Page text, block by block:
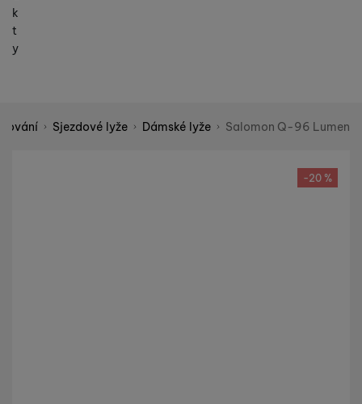
k
t
y
Sjezdové lyže Dámské lyže Salomon Q-96 Lumen
-20 %